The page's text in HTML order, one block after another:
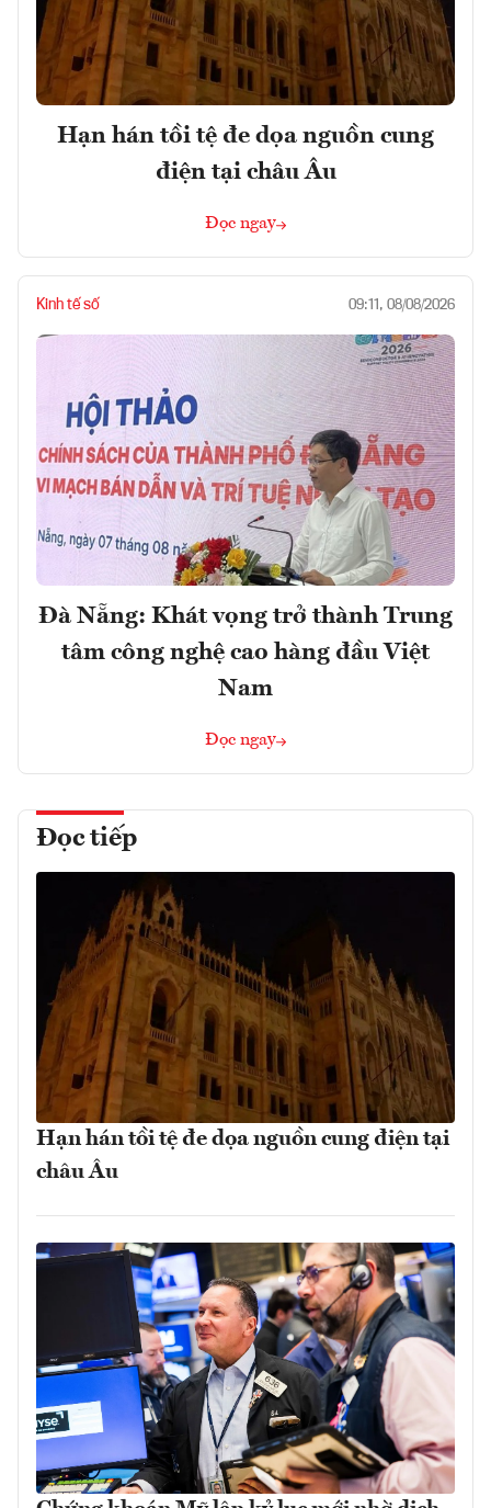
Hạn hán tồi tệ đe dọa nguồn cung
điện tại châu Âu
Đọc ngay
Kinh tế số 09:11, 08/08/2026
Đà Nẵng: Khát vọng trở thành Trung
tâm công nghệ cao hàng đầu Việt
Nam
Đọc ngay
Đọc tiếp
Hạn hán tồi tệ đe dọa nguồn cung điện tại
châu Âu